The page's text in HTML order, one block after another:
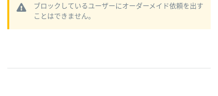
ブロックしているユーザーにオーダーメイド依頼を出す
ことはできません。